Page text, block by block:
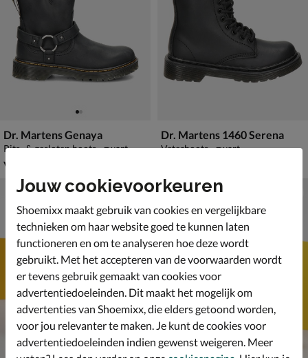
Dr. Martens Genaya
Rits- & gesloten boots - zwart
vanaf € 119,99
v.a.
Dr. Martens 1460 Serena
Veterboots - zwart
Jouw cookievoorkeuren
Shoemixx maakt gebruik van cookies en vergelijkbare
technieken om haar website goed te kunnen laten
functioneren en om te analyseren hoe deze wordt
gebruikt. Met het accepteren van de voorwaarden wordt
er tevens gebruik gemaakt van cookies voor
advertentiedoeleinden. Dit maakt het mogelijk om
advertenties van Shoemixx, die elders getoond worden,
voor jou relevanter te maken. Je kunt de cookies voor
advertentiedoeleinden indien gewenst weigeren. Meer